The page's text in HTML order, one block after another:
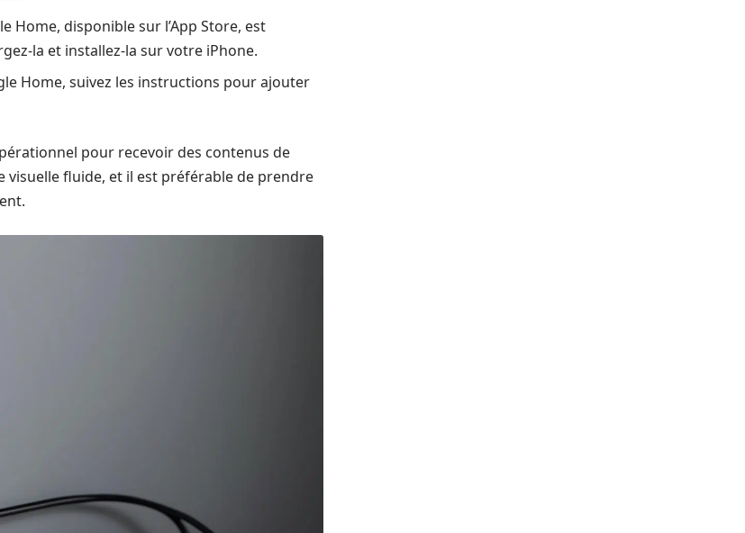
Home, disponible sur l’App Store, est
la et installez-la sur votre iPhone.
Home, suivez les instructions pour ajouter
pour recevoir des contenus de
visuelle fluide, et il est préférable de prendre